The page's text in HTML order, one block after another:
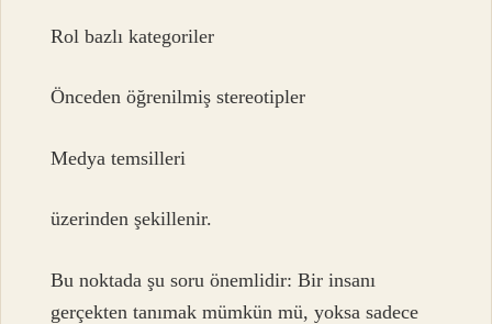
Rol bazlı kategoriler
Önceden öğrenilmiş stereotipler
Medya temsilleri
üzerinden şekillenir.
Bu noktada şu soru önemlidir: Bir insanı
gerçekten tanımak mümkün mü, yoksa sadece